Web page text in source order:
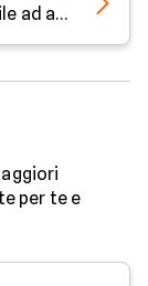
Le offerte Tim per fibra ottica e mobile ad aprile 2023
per te e